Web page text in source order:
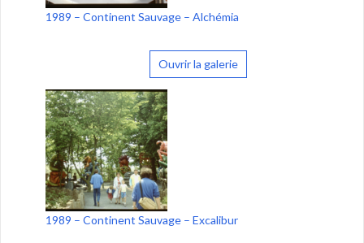
1989 – Continent Sauvage – Alchémia
Ouvrir la galerie
1989 – Continent Sauvage – Excalibur